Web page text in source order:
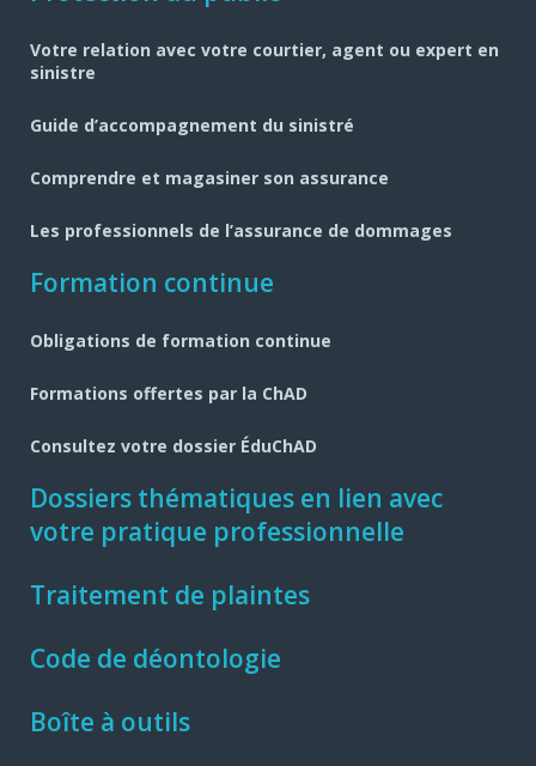
pied
de
page
Votre relation avec votre courtier, agent ou expert en
sinistre
Guide d’accompagnement du sinistré
Comprendre et magasiner son assurance
Les professionnels de l’assurance de dommages
Formation continue
Obligations de formation continue
Formations offertes par la ChAD
Consultez votre dossier ÉduChAD
Dossiers thématiques en lien avec
votre pratique professionnelle
Traitement de plaintes
Code de déontologie
Boîte à outils